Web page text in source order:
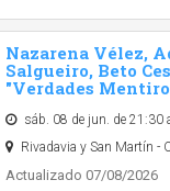
Nazarena Vélez,
Salgueiro, Beto
"Verdades
sáb. 08 de jun. de 21:30
Rivadavia y San Martín -
Actualizado 07/08/2026